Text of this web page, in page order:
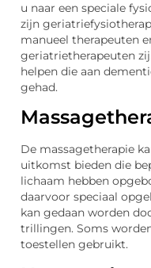
u naar een speciale
zijn
manueel therapeuten
geriatrietherapeuten
helpen die aan
gehad.
De massagetherapie
uitkomst bieden die
lichaam hebben
daarvoor speciaal
kan gedaan worden
trillingen. Soms
toestellen gebruikt.